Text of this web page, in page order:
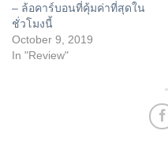
– ล้อคาร์บอนที่คุ้มค่าที่สุดใน
ชั่วโมงนี้
October 9, 2019
In "Review"